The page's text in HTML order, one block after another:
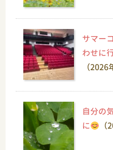
サマー
わせに
（2026
自分の
に